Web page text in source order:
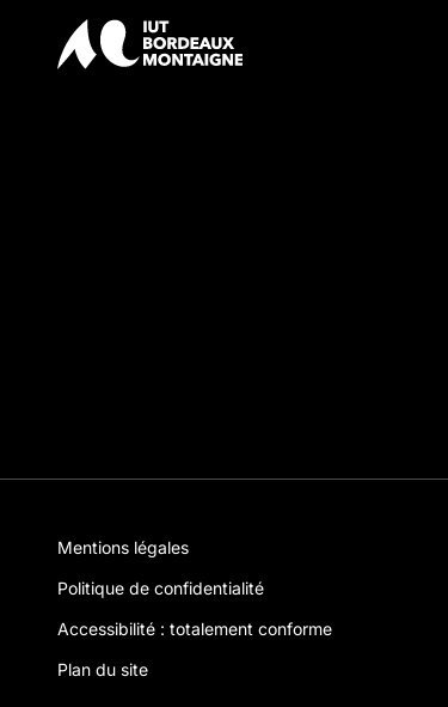
Mentions légales
Politique de confidentialité
Accessibilité : totalement conforme
Plan du site